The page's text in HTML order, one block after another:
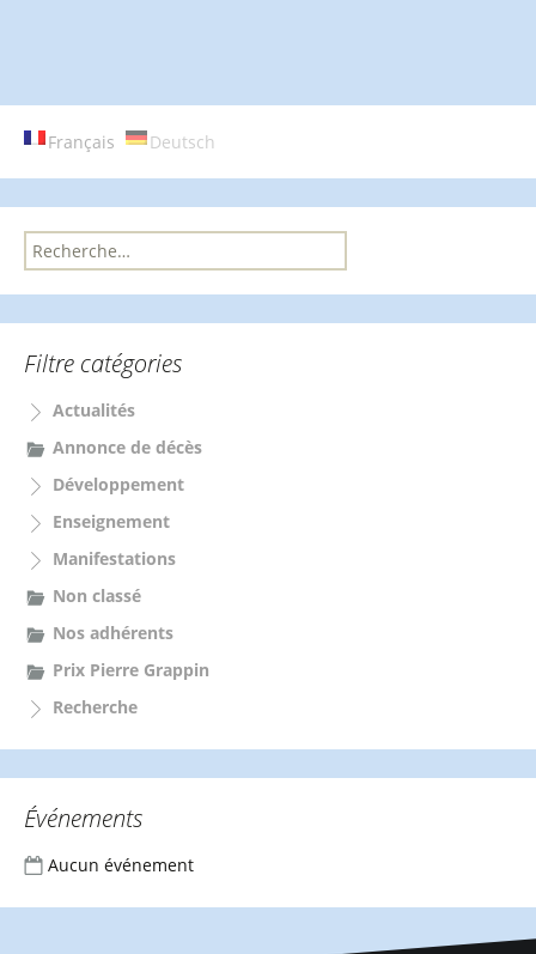
Français Deutsch
R
e
c
h
r
h
e
Filtre catégories
Actualités
Annonce de décès
Développement
Enseignement
Manifestations
Non classé
Nos adhérents
Prix Pierre Grappin
Recherche
Événements
Aucun événement